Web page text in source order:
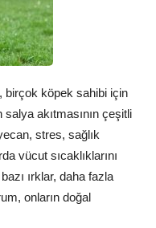
birçok köpek sahibi için
akıtmasının çeşitli
stres, sağlık
vücut sıcaklıklarını
ırklar, daha fazla
onların doğal